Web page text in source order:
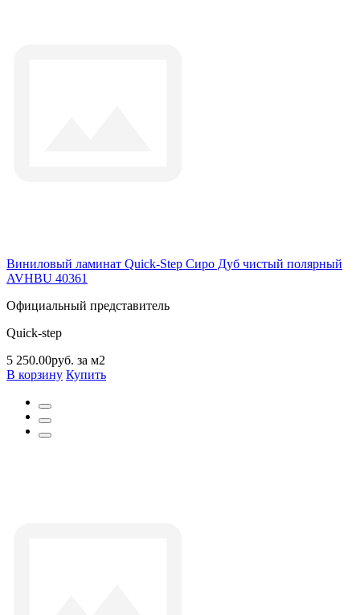
Виниловый ламинат Quick-Step Сиро Дуб чистый полярный
AVHBU 40361
Официальный представитель
Quick-step
5 250.00руб. за м2
В корзину Купить